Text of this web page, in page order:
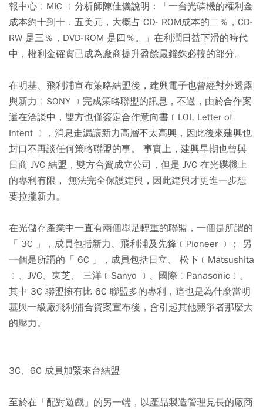
報中心﹝MIC ﹞分析師陳佳儀說明：「一台光碟機的權利金
成本約十到十．五美元，大概占 CD- ROM成本的二％，CD-
RW 是三％，DVD-ROM 是四％。」在利潤日益下滑的時代
中，權利金確實已成為廠商提升盈餘最錙銖必較的部分。
在明基、飛利浦宣布策略結盟後，建興電子也曾經對外透露
與新力﹝SONY ﹞完成策略聯盟的訊息，不過，由於合作案
還在洽談中，雙方也僅簽定合作意向書﹝LOI, Letter of
Intent ﹞，消息走漏讓新力高層不太高興，因此後來建興也
封口不再談任何策略聯盟的事。 事實上，建興早期也曾與
日商 JVC 結盟，雙方合資成立公司，但是 JVC 在光碟機上
的專利有限， 無法完全保護建興，因此建興才更進一步想
要拉攏新力。
在光儲存產業中一直有兩個舉足輕重的聯盟，一個是所謂的
「 3C 」，成員包括新力、飛利浦及先鋒﹝Pioneer ﹞； 另
一個是所謂的「 6C 」，成員包括日立、 松下﹝Matsushita
﹞、JVC、東芝、 三洋﹝Sanyo ﹞、國際﹝Panasonic﹞。
其中 3C 聯盟擁有比 6C 聯盟多的專利，這也是為什麼當明
基與一級廠飛利浦合資案宣布後，會引起其他競爭者那麼大
的壓力。
3C、6C 成員加緊來台結盟
至於在「配對遊戲」的另一端，以產品製造管理見長的廠商